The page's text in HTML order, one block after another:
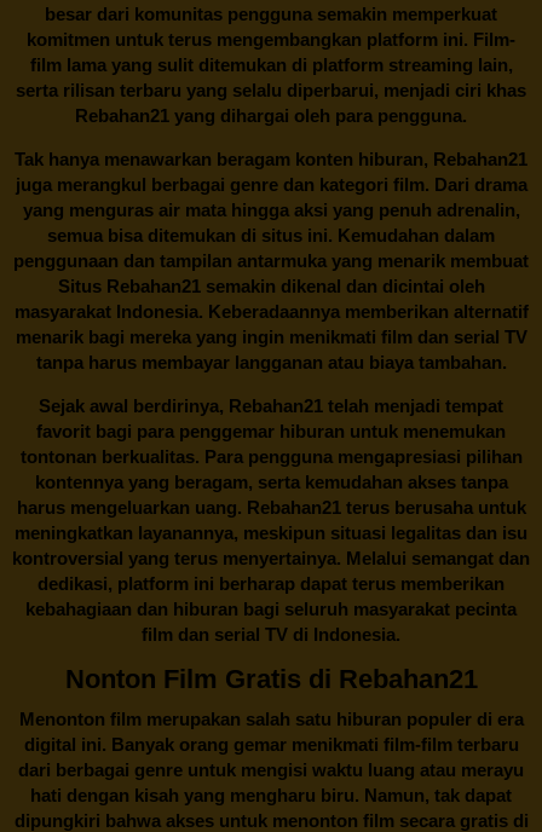
besar dari komunitas pengguna semakin memperkuat
komitmen untuk terus mengembangkan platform ini. Film-
film lama yang sulit ditemukan di platform streaming lain,
serta rilisan terbaru yang selalu diperbarui, menjadi ciri khas
Rebahan21 yang dihargai oleh para pengguna.
Tak hanya menawarkan beragam konten hiburan, Rebahan21
juga merangkul berbagai genre dan kategori film. Dari drama
yang menguras air mata hingga aksi yang penuh adrenalin,
semua bisa ditemukan di situs ini. Kemudahan dalam
penggunaan dan tampilan antarmuka yang menarik membuat
Situs Rebahan21semakin dikenal dan dicintai oleh
masyarakat Indonesia. Keberadaannya memberikan alternatif
menarik bagi mereka yang ingin menikmati film dan serial TV
tanpa harus membayar langganan atau biaya tambahan.
Sejak awal berdirinya, Rebahan21 telah menjadi tempat
favorit bagi para penggemar hiburan untuk menemukan
tontonan berkualitas. Para pengguna mengapresiasi pilihan
kontennya yang beragam, serta kemudahan akses tanpa
harus mengeluarkan uang. Rebahan21terus berusaha untuk
meningkatkan layanannya, meskipun situasi legalitas dan isu
kontroversial yang terus menyertainya. Melalui semangat dan
dedikasi, platform ini berharap dapat terus memberikan
kebahagiaan dan hiburan bagi seluruh masyarakat pecinta
film dan serial TV di Indonesia.
Nonton Film Gratis di Rebahan21
Menonton film merupakan salah satu hiburan populer di era
digital ini. Banyak orang gemar menikmati film-film terbaru
dari berbagai genre untuk mengisi waktu luang atau merayu
hati dengan kisah yang mengharu biru. Namun, tak dapat
dipungkiri bahwa akses untuk menonton film secara gratis di